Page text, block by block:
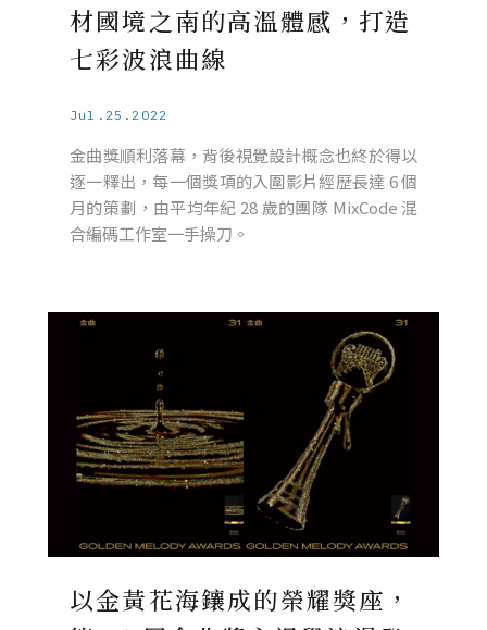
材國境之南的高溫體感，打造
七彩波浪曲線
Jul.25.2022
金曲獎順利落幕，背後視覺設計概念也終於得以
逐一釋出，每一個獎項的入圍影片經歷長達 6 個
月的策劃，由平均年紀 28 歲的團隊 MixCode 混
合編碼工作室一手操刀。
以金黃花海鑲成的榮耀獎座，